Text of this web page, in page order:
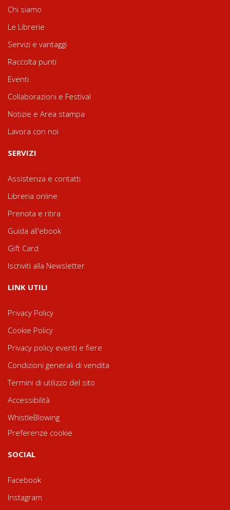
Chi siamo
Le Librerie
Servizi e vantaggi
Raccolta punti
Eventi
Collaborazioni e Festival
Notizie e Area stampa
Lavora con noi
SERVIZI
Assistenza e contatti
Libreria online
Prenota e ritira
Guida all'ebook
Gift Card
Iscriviti alla Newsletter
LINK UTILI
Privacy Policy
Cookie Policy
Privacy policy eventi e fiere
Condizioni generali di vendita
Termini di utilizzo del sito
Accessibilità
WhistleBlowing
Preferenze cookie
SOCIAL
Facebook
Instagram